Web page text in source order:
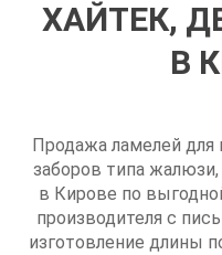
ХАЙТЕК,
В
Продажа ламелей для
заборов типа жалюзи,
в Кирове по
производителя с
изготовление длины